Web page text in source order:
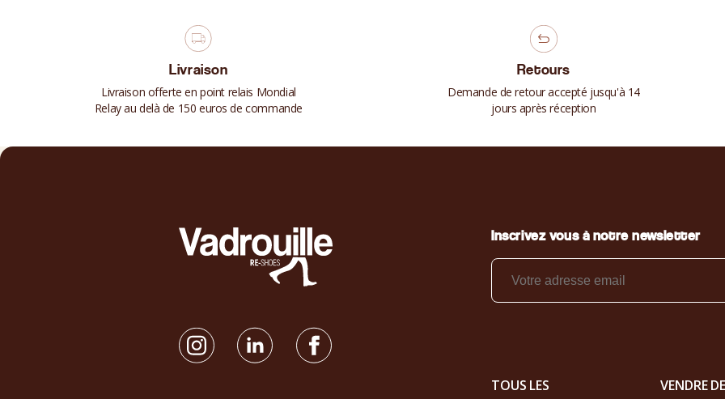
Livraison
Livraison offerte en point relais Mondial
Relay au delà de 150 euros de commande
Retours
Demande de retour accepté jusqu'à 14
jours après réception
Inscrivez vous à notre newsletter
TOUS LES VENDRE